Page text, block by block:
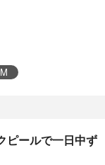
ピールで一日中ず